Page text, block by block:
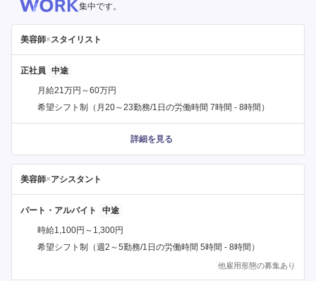
集中です。
美容師×スタイリスト
正社員
月給21万円～60万円
希望シフト制（月20～23勤務/1日の労働時間 7時間 - 8時間）
詳細を見る
美容師×アシスタント
パート・アルバイト
時給1,100円～1,300円
希望シフト制（週2～5勤務/1日の労働時間 5時間 - 8時間）
他雇用形態の募集あり